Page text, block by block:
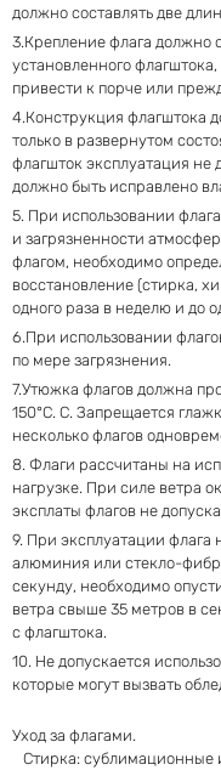
должно составлять две
3.Крепление флага должно
установленного
привести к порче или
4.Конструкция флагштока
только в развернутом
флагшток эксплуатация не
должно быть исправлено
5. При использовании
и загрязненности
флагом, необходимо
восстановление (стирка,
одного раза в неделю и до
6.При использовании
по мере загрязнения.
7.Утюжка флагов должна
150°С. C. Запрещается
несколько флагов
8. Флаги рассчитаны на
нагрузке. При силе ветра
эксплаты флагов не
9. При эксплуатации флага
алюминия или стекло-
секунду, необходимо
ветра свыше 35 метров в
с флагштока.
10. Не допускается
которые могут вызвать
Уход за флагами.
Стирка: сублимационные